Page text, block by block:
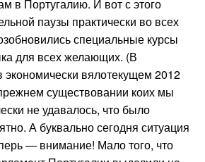
в Португалию. И вот с этого
паузы практически во всех
специальные курсы
для всех желающих. (В
экономически вялотекущем 2012
существовании коих мы
не удавалось, что было
А буквально сегодня ситуация
— внимание! Мало того, что